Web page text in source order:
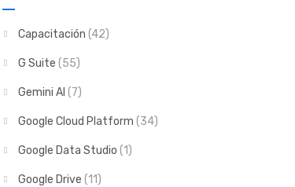
Capacitación (42)
G Suite (55)
Gemini AI (7)
Google Cloud Platform (34)
Google Data Studio (1)
Google Drive (11)